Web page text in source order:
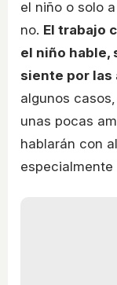
el niño o solo
no. El trabajo
el niño hable,
siente por las
algunos
unas pocas
hablarán con